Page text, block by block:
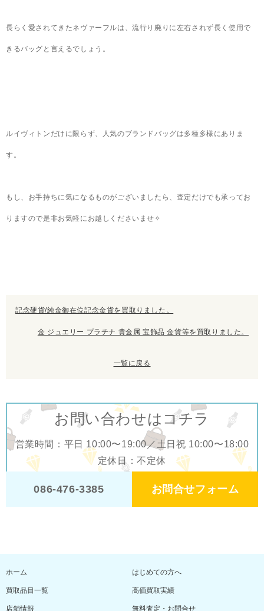
長らく愛されてきたネヴァーフルは、流行り廃りに左右されず長く使用で
きるバッグと言えるでしょう。
ルイヴィトンだけに限らず、人気のブランドバッグは多種多様にありま
す。
もし、お手持ちに気になるものがございましたら、査定だけでも承ってお
りますので是非お気軽にお越しくださいませ✧
記念硬貨/純金御在位記念金貨を買取りました。
金 ジュエリー プラチナ 貴金属 宝飾品 金貨等を買取りました。
一覧に戻る
お問い合わせはコチラ
営業時間：平日 10:00〜19:00／土日祝 10:00〜18:00
定休日：不定休
086-476-3385 お問合せフォーム
ホーム はじめての方へ
買取品目一覧 高価買取実績
店舗情報 無料査定・お問合せ